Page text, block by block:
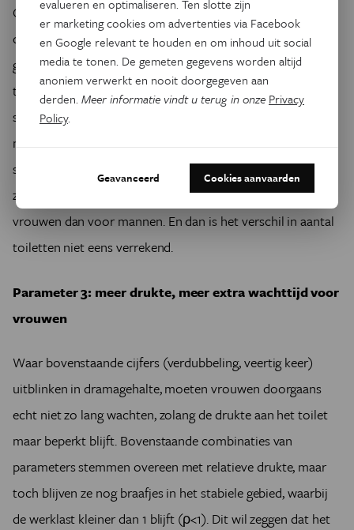
Om de waarde van de werklast voor beide gevallen kleiner
dan 1 te houden (de voorwaarde waaronder de formules
gebruikt mogen worden) gaan we uit van een gemiddelde
tijd tussen de aankomsten van 10 seconden. De resultaten
spreken boekdelen: vrouwen wachten gemiddeld één volle
minuut, terwijl mannen gemiddeld een luchtige 1,52
seconden wachttijd doorstaan. Het verschil in toilettijd
zorgt dus voor zowat veertig keer meer wachten voor
vrouwen dan voor mannen. En dan is het verschil in aantal
toiletten niet eens verrekend.
Parameter 3: meer drukte, meer extra wachttijd voor
vrouwen
Waar bovenstaande cijfers (verdubbeling, veertig keer)
uitblinken in dramagehalte, moeten vrouwen doorgaans
echt niet zo lang wachten, zolang de drukte aan het toilet
maar beperkt blijft. Bovenstaande combinaties van
parameters stemmen overeen met relatieve drukte, maar
toch blijven ze nog braafjes in het stabiele gebied, waarbij
de werklast kleiner dan 1 blijft (ρ<1). Dit wil zeggen dat het
evalueren en optimaliseren. Ten slotte zijn
er marketing cookies om advertenties via Facebook
en Google relevant te houden en om inhoud uit social
media te tonen. De gemeten gegevens worden altijd
anoniem verwerkt en nooit doorgegeven aan
derden.Meer informatie vindt u terug in onze Privacy
Policy.
Geavanceerd Cookies aanvaarden